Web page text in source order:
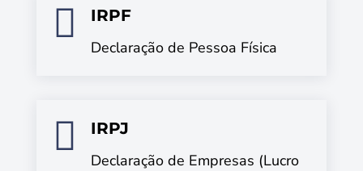

IRPF
Declaração de Pessoa Física

IRPJ
Declaração de Empresas (Lucro